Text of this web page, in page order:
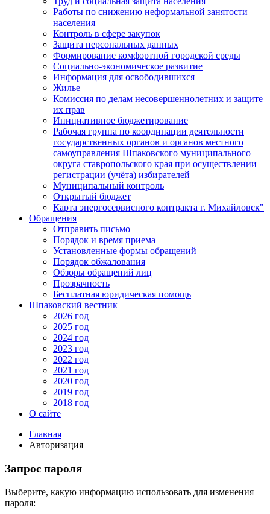
Работы по снижению неформальной занятости
населения
Контроль в сфере закупок
Защита персональных данных
Формирование комфортной городской среды
Социально-экономическое развитие
Информация для освободившихся
Жилье
Комиссия по делам несовершеннолетних и защите
их прав
Инициативное бюджетирование
Рабочая группа по координации деятельности
государственных органов и органов местного
самоуправления Шпаковского муниципального
округа ставропольского края при осуществлении
регистрации (учёта) избирателей
Муниципальный контроль
Открытый бюджет
Карта энергосервисного контракта г. Михайловск"
Обращения
Отправить письмо
Порядок и время приема
Установленные формы обращений
Порядок обжалования
Обзоры обращений лиц
Прозрачность
Бесплатная юридическая помощь
Шпаковский вестник
2026 год
2025 год
2024 год
2023 год
2022 год
2021 год
2020 год
2019 год
2018 год
О сайте
Главная
Авторизация
Запрос пароля
Выберите, какую информацию использовать для изменения
пароля: